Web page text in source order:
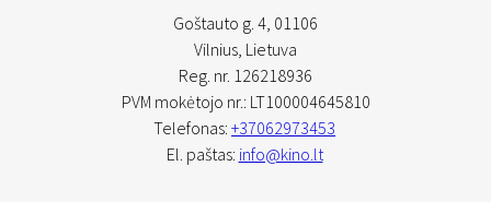
Goštauto g. 4, 01106
Vilnius, Lietuva
Reg. nr. 126218936
PVM mokėtojo nr.: LT100004645810
Telefonas: +37062973453
El. paštas: info@kino.lt